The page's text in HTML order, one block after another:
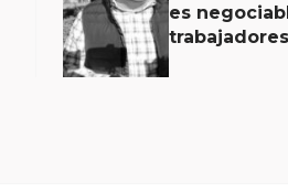
es